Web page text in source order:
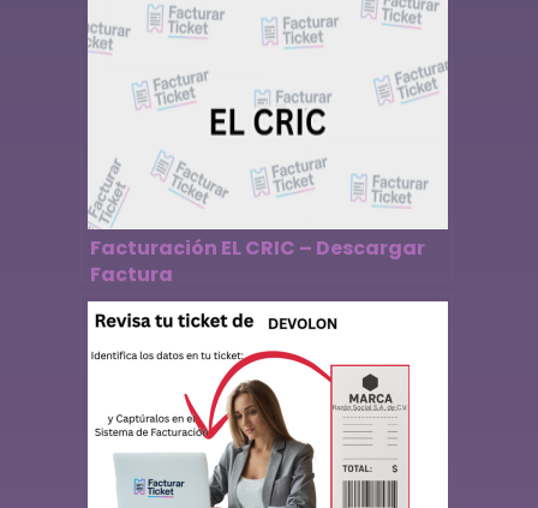
Facturación EL CRIC – Descargar
Factura